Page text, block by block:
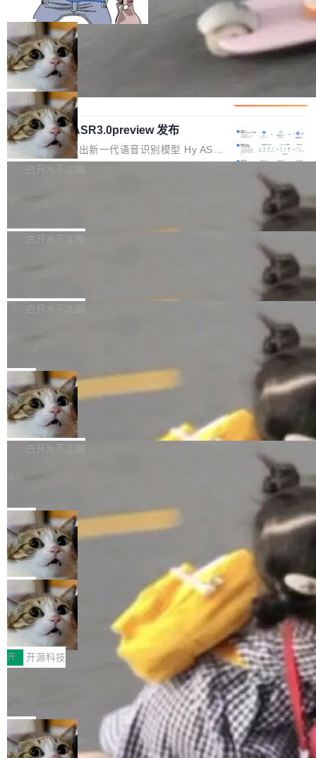
x / Windows / Harmony PC。 # macOS / Linu
x / Harmony PC curl -fsSL https://solon.noea
r.org/solon...
文窗口。随着项目规模的持续扩张与代码历史的
不断累积，代码仓中的模块关系、接口契约、业
务逻辑等关键信息往往分散于数十乃至数百个文
件之中，形成高度复杂的知识关联网络。传统的
代码检索手段（如关键词匹配、目录遍历）仅能
在语法层面完成文本定位，难以触及代码的语义
内涵与结构关联，导致开发者使用代码智能体在
理解大规模代码仓时面临显著"代码仓理解"瓶
颈。 代码仓深度理解服务（以下简称" CodeBas
e深度理解服务"）是华为云码道（CodeA...
师删光 89TB 数据只为干私活
最高人民检察院8月4日公布了一起案件：北京一
名90后算法工程师王某，为了给自己接的私活腾
服务器空间，删光了公司AI游戏部门的全部核心
数据。 王某2024年1月入职东城区某科技公司AI
短剧部门，有互联网大厂背景。在公司内部架构
调整期间，部门三次通知全员将数据从A集群迁
移到B集群，王某都回复了"收到"。 他没有迁移
数据。2024年9月3日下午4点，他使用此前登录
的账号密码进入A集群，输入了一条被程序员圈
称为"删库跑路"的命令——最高管理员权限、无
自研的多个文生3D和...
局
Cloudflare 分享推理优化实践：KV ca
che 量化 + 权重压缩，吞吐量提升 4
1%，成本降 30%
Kimi 和 GLM 是当前最强的大模型系列之一，但
它们有一个共同的问题：太吃显存了。月之暗面
的 Kimi K 系列和智谱的 GLM 都是长上下文、M
oE 架构的大模型，好用到让人上瘾，但 GPU 显
存永远不够用。 Cloudflare 的 Workers AI 团队
一直在跑这些模型的推理。他们在官方博客上发
整性保护。效果是：吞吐量提升 41%，每 token
局
腾讯混元 Hy ASR3.0preview 发布
腾讯混元正式推出新一代语音识别模型 Hy ASR
3.0preview。基于最新一代大语言模型 Hy3 的
让语音识别不再只是听清，而是真正听懂。通过
w 不要求标准普通话，方言识别覆盖粤语、吴语
白开水不加糖
新和少量网页兼容性修复版本。 Changes/fixe
容提供的字体时出现的几个问题 为避免音频加
质的最低采样率）的音频格式将被拒绝 修复了 C
SS 圆角虚线样式中可能存在的问题 如果表单中
的图像元素不在同一个子树中，则它们将不再关
联 加...
白开水不加糖
发布的 Release Notes，他利用 AI 工具（如 Co
最强的若干项。对于尚未正式发版的 PG 19，则
通过拉取过去一年内（从 PG 18 Beta1 时间点
至今）的所有 commit，同样交由 AI 分析提炼。
经过人工复核，准确度令人满意。这一方法也为
社区爱好者提供了高效跟踪新版本的思路。
白开水不加糖
维护工作一直与我的日常工作、家务、社交生活
和休闲娱乐竞争时间。" 这是 libexpat 维护者 S
ebastian Pipping 写在博客里的话。8 月 4 日，
他宣布了一个新消息：从 2026 年 8 月 1 日起，
他可以全职维护 libexpat 了，最长 6 个月。发
库之一。你的操作系统、浏览器、无数的基础设
施软件，很可能都在用它。而过去十年，维护它
的人一直在用业余...
局
Firefox 153.0.3 发布
Firefox 153.0.3 现已发布，具体更新内容如
下： New Smart Window 包含多项增强功能：
gi?id=2019042">Bug&nbsp;2019042</a>）</l
i> <li>现在，助手可以直接使用 Exa 的网络搜索
结果回答问题，而无需将问题转交给搜索引擎。
（<a href="https://bugzilla.mozilla.org/show_
bug.cgi?id=204...
白开水不加糖
的 npm 包。项目的核心论点是：容器不适合 Ag
ent 计算。真正适合的，是 Isolate。 Cloudflare
工程师在这件事上没什么可谦虚的——他们用 W
orkers 跑了十年 Isolate。用 CEO Matthew Pri
nce 的话说：「我们一生都在用 Isolate 运行代
码，而 AI Agent 不需要容器，它们需要的是 Iso
late。」 容器为什么不合适 容器的问题在于启动
和销毁都太重了。一个 Agent 要执行的任务可能
只需要几毫秒的 CPU 时间，但容器从冷启动到
就绪要花数秒。如果未来有十...
局
OpenAI 公开邮件和聊天记录回应苹果
诉讼，称“Apple is getting this wron
g”
上个月，苹果一纸诉状把 OpenAI 告上法庭，指
控其挖角苹果前员工并窃取商业秘密。苹果的诉
状把 OpenAI 描述成一个系统性地从前东家挖
人、套取机密信息的对手。 OpenAI 没发律师
函，也没选择庭外沉默。它在官网贴了一篇博
文，标题只有六个字：Apple is getting this wro
ng。 然后，它把邮件往来和 iMessage 聊天记
录全贴了出来。 他发错人了 苹果外部律师 Gabr
iel Gross 来自 Weil 律所，2 月 23 日下午 5:53
给 OpenAI 总法律顾问 Che Chang 发了封邮
件，附了一封长信，要求 OpenAI 配合调查前苹
果员工带走机密信...
局
HUAWEI MatePad Edge上架WorkBu
ddy鸿蒙PC版，说话就能干活的AI办公
搭子
全能AI工作台WorkBuddy鸿蒙PC版上架HUAWE
I MatePad Edge应用市场，直接下载即可使
用，与鸿蒙电脑上的体验一致。值得一提的是，
这是目前市面上唯一支持平板接入WorkBuddy P
C版的产品，搭载“人机双写”重磅功能——你写
你的，AI写AI的，同屏协作互不干扰。一句话让
AI帮你干活，现在开启全新体验！ 温馨提示：
开 开源科技
FFmpeg 9.0 发布：代号“Lei”，以此纪
全球知名开源多媒体框架 FFmpeg 今天正式发
布了 9.0 版本。这个版本除了带来新一代音视频
处理能力和硬件加速支持之外，还有一个特殊之
局